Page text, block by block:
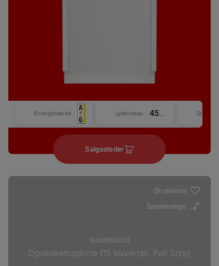
Energimærke Lydniveau 45 dBA
Salgssteder
Ønskeliste
Sammenlign
GUN39S30X3
Opvaskemaskine (15 kuverter, Full Size)